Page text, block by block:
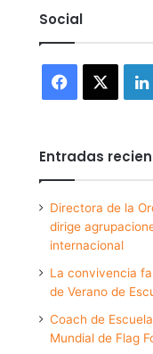
Social
Facebook
Entradas
Directora de la
dirige
internacional
La convivencia
de Verano de
Coach de
Mundial de Flag